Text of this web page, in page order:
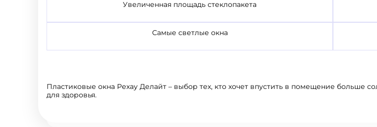
Увеличенная площадь стеклопакета
Самые светлые окна
Пластиковые окна Рехау Делайт – выбор тех, кто хочет впустить в помещение больше
для здоровья.